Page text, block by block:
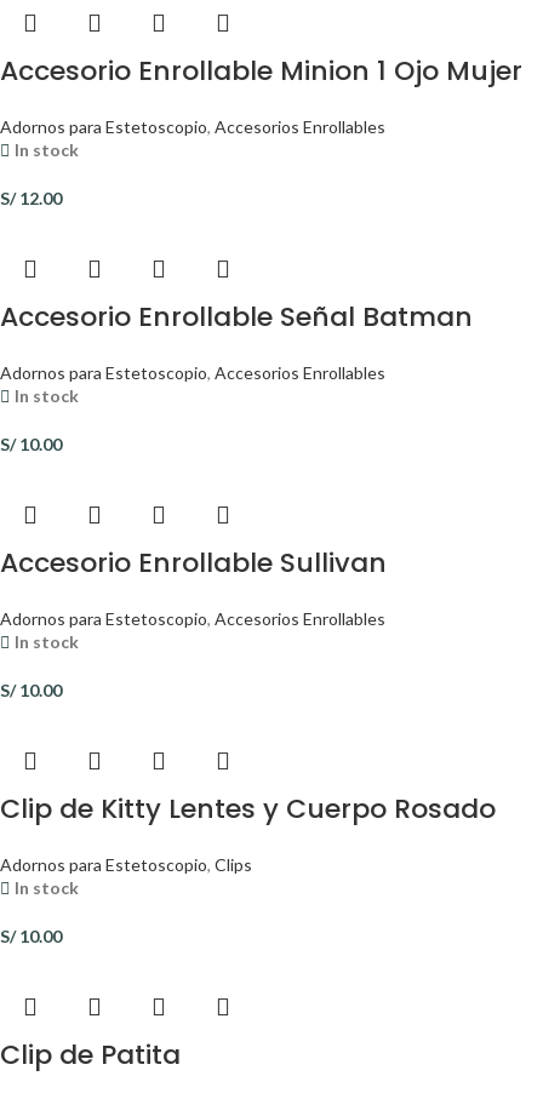
Accesorio Enrollable Minion 1 Ojo Mujer
Adornos para Estetoscopio, Accesorios Enrollables
In stock
S/12.00
Accesorio Enrollable Señal Batman
Adornos para Estetoscopio, Accesorios Enrollables
In stock
S/10.00
Accesorio Enrollable Sullivan
Adornos para Estetoscopio, Accesorios Enrollables
In stock
S/10.00
Clip de Kitty Lentes y Cuerpo Rosado
Adornos para Estetoscopio, Clips
In stock
S/10.00
Clip de Patita